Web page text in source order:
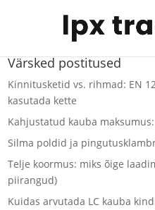
Värsked postitused
Kinnitusketid vs. rihmad: EN
kasutada kette
Kahjustatud kauba
Silma poldid ja
Telje koormus: miks õige
piirangud)
Kuidas arvutada LC kauba